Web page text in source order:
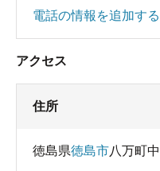
電話の情報を追加する
アクセス
住所
徳島県徳島市八万町